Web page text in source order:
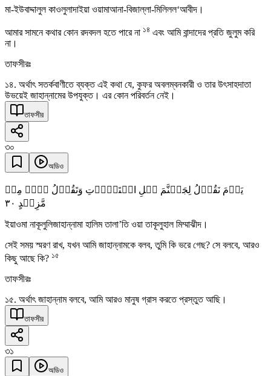
মা-ইউবাদ্দালুল কাওলুলাদাইয়া ওয়ামাআনা-বিজাল্লা-মিলিলল‘আবীদ।
আমার সামনে কথার কোন রদবদল হতে পারে না ১৪ এবং আমি বান্দাদের প্রতি জুলুম করি
না।
তাফসীরঃ
১৪. অর্থাৎ সতর্কবাণীতে ব্যক্ত এই কথা যে, কুফর অবলম্বনকারী ও তার উৎসাহদাতা
উভয়েই জাহান্নামের উপযুক্ত। এর কোন পরিবর্তন নেই।
তাফসীর
৩০
অডিও
یَوۡمَ نَقُوۡلُ لِجَہَنَّمَ ہَلِ امۡتَلَاۡتِ وَتَقُوۡلُ ہَلۡ مِنۡ
مَّزِیۡدٍ ٣۰
ইয়াওমা নাকূলুলিজাহান্নামা হালিম তালা’তি ওয়া তাকূলুহাল মিম্মাঝীদ।
সেই সময় স্মরণ রাখ, যখন আমি জাহান্নামকে বলব, তুমি কি ভরে গেছ? সে বলবে, আরও
কিছু আছে কি? ১৫
তাফসীরঃ
১৫. অর্থাৎ জাহান্নাম বলবে, আমি আরও মানুষ গ্রাস করতে প্রস্তুত আছি।
তাফসীর
৩১
অডিও